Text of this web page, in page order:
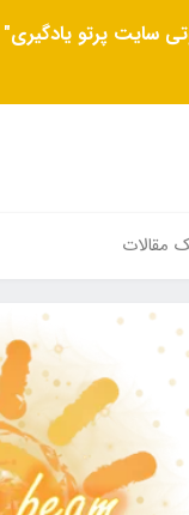
سایت پرتو یادگیری"
مقالات